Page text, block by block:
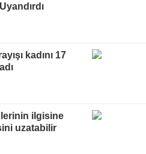
kadını 17
ilgisine
uzatabilir